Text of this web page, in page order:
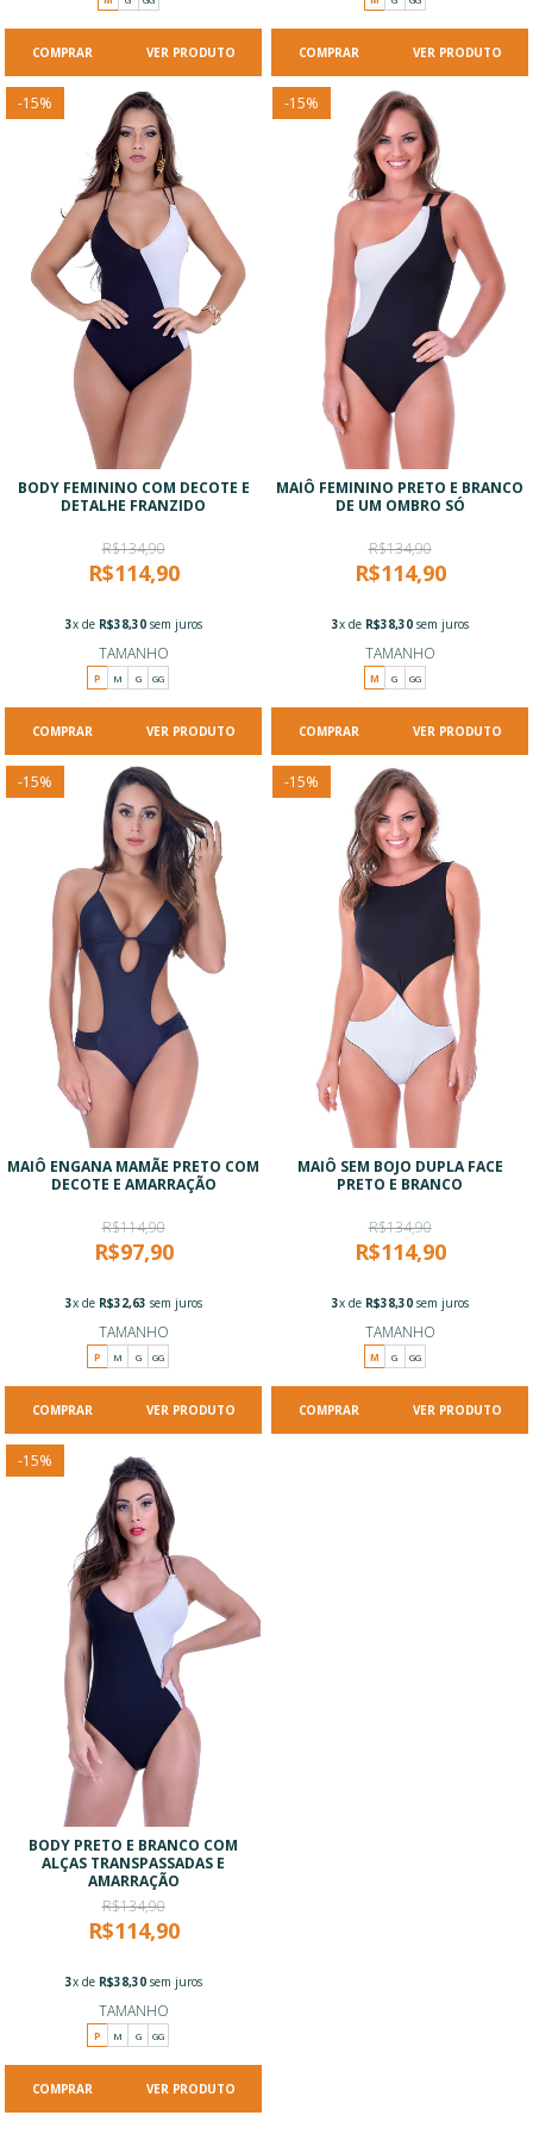
VER PRODUTO VER PRODUTO
-15%
BODY FEMININO COM DECOTE E
DETALHE FRANZIDO
R$134,90
R$114,90
3x de R$38,30sem juros
TAMANHO
P M G GG
VER PRODUTO
-15%
MAIÔ FEMININO PRETO E BRANCO
DE UM OMBRO SÓ
R$134,90
R$114,90
3x de R$38,30sem juros
TAMANHO
M G GG
VER PRODUTO
-15%
MAIÔ ENGANA MAMÃE PRETO COM
DECOTE E AMARRAÇÃO
R$114,90
R$97,90
3x de R$32,63 sem juros
TAMANHO
P M G GG
VER PRODUTO
-15%
MAIÔ SEM BOJO DUPLA FACE
PRETO E BRANCO
R$134,90
R$114,90
3x de R$38,30sem juros
TAMANHO
M G GG
VER PRODUTO
-15%
BODY PRETO E BRANCO COM
ALÇAS TRANSPASSADAS E
AMARRAÇÃO
R$134,90
R$114,90
3x de R$38,30sem juros
TAMANHO
P M G GG
VER PRODUTO